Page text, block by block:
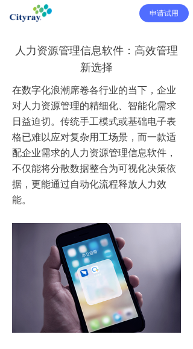
申请试用
人力资源管理信息软件：高效管理
新选择
在数字化浪潮席卷各行业的当下，企业
对人力资源管理的精细化、智能化需求
日益迫切。传统手工模式或基础电子表
格已难以应对复杂用工场景，而一款适
配企业需求的人力资源管理信息软件，
不仅能将分散数据整合为可视化决策依
据，更能通过自动化流程释放人力效
能。